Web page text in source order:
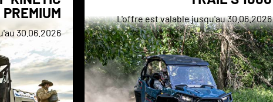
PREMIUM
30.06.2026
L'offre est valable jusqu'au 30.06.2026